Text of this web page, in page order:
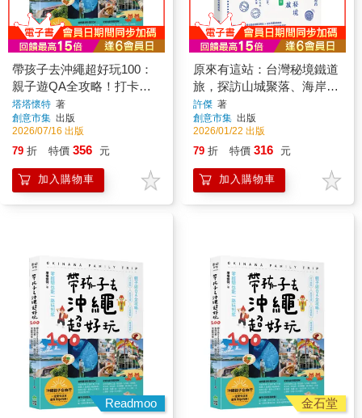
帶孩子去沖繩超好玩100：
親子遊QA全攻略！打卡景
點、食宿玩買、行程規劃、
趣味體驗，零經驗也能一路
玩到底
塔塔懷特 著
創意市集 出版
2026/07/16 出版
79 折 特價 356 元
加入購物車
原來有這站：台灣秘境鐵道
旅，探訪山城聚落、海岸風
景、特色景點的火車深度漫
遊提案【經典暢銷版】
許傑 著
創意市集 出版
2026/01/22 出版
79 折 特價 316 元
加入購物車
Readmoo
金石堂